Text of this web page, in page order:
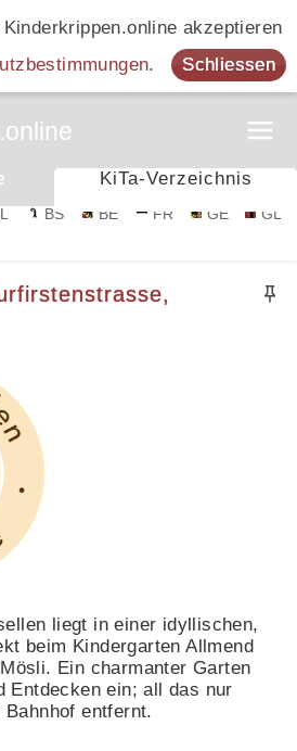
akzeptieren
. Schliessen
KiTa-Verzeichnis
BS BE FR GE GL
liegt in einer idyllischen,
beim Kindergarten Allmend
Ein charmanter Garten
Entdecken ein; all das nur
entfernt.